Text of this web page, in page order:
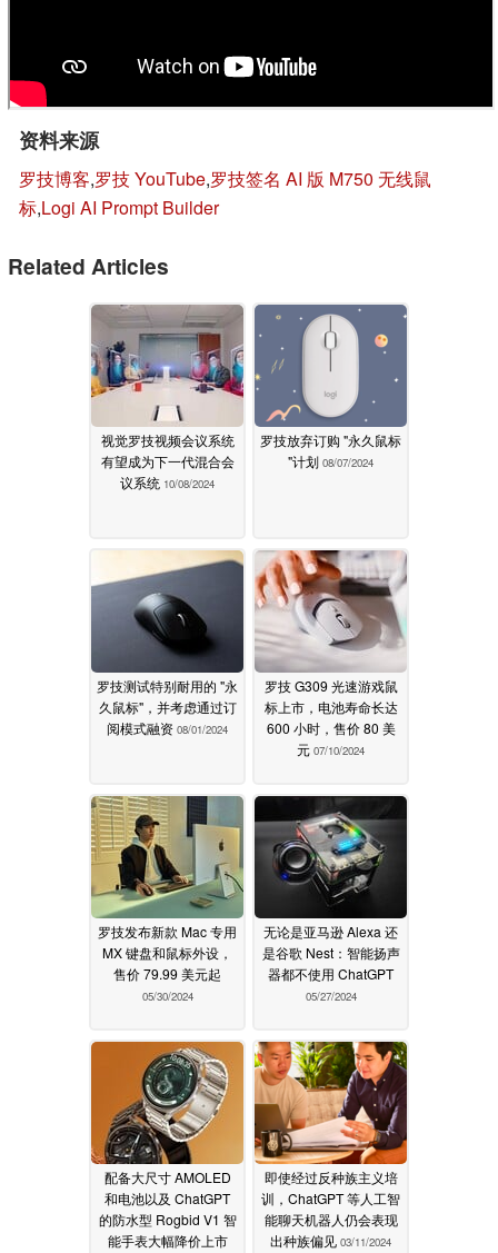
资料来源
罗技博客,罗技 YouTube,罗技签名 AI 版 M750 无线鼠
标,Logi AI Prompt Builder
Related Articles
视觉罗技视频会议系统
有望成为下一代混合会
议系统 10/08/2024
罗技放弃订购 "永久鼠标
"计划 08/07/2024
罗技测试特别耐用的 "永
久鼠标"，并考虑通过订
阅模式融资 08/01/2024
罗技 G309 光速游戏鼠
标上市，电池寿命长达
600 小时，售价 80 美
元 07/10/2024
罗技发布新款 Mac 专用
MX 键盘和鼠标外设，
售价 79.99 美元起
05/30/2024
无论是亚马逊 Alexa 还
是谷歌 Nest：智能扬声
器都不使用 ChatGPT
05/27/2024
配备大尺寸 AMOLED
和电池以及 ChatGPT
的防水型 Rogbid V1 智
能手表大幅降价上市
即使经过反种族主义培
训，ChatGPT 等人工智
能聊天机器人仍会表现
出种族偏见 03/11/2024